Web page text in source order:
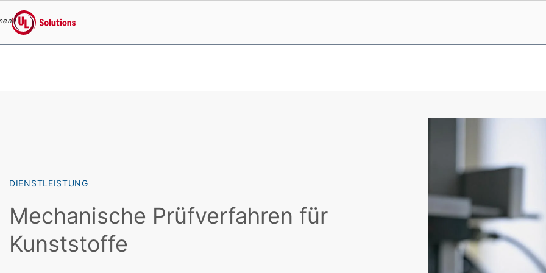
UL Solutions
DIENSTLEISTUNG
Mechanische Prüfverfahren für
Kunststoffe